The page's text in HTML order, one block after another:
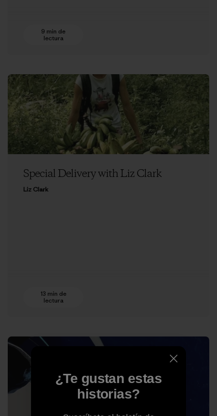
9 min de
lectura
Special Delivery with Liz Clark
Liz Clark
13 min de
lectura
¿Te gustan estas
historias?